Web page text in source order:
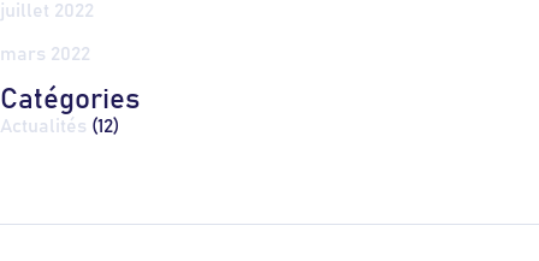
juillet 2022
mars 2022
Catégories
Actualités (12)